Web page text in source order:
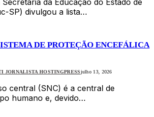
da Educação do Estado de
SP) divulgou a lista…
DE PROTEÇÃO ENCEFÁLICA
JORNALISTA HOSTINGPRESSjulho 13, 2026
central (SNC) é a central de
humano e, devido…